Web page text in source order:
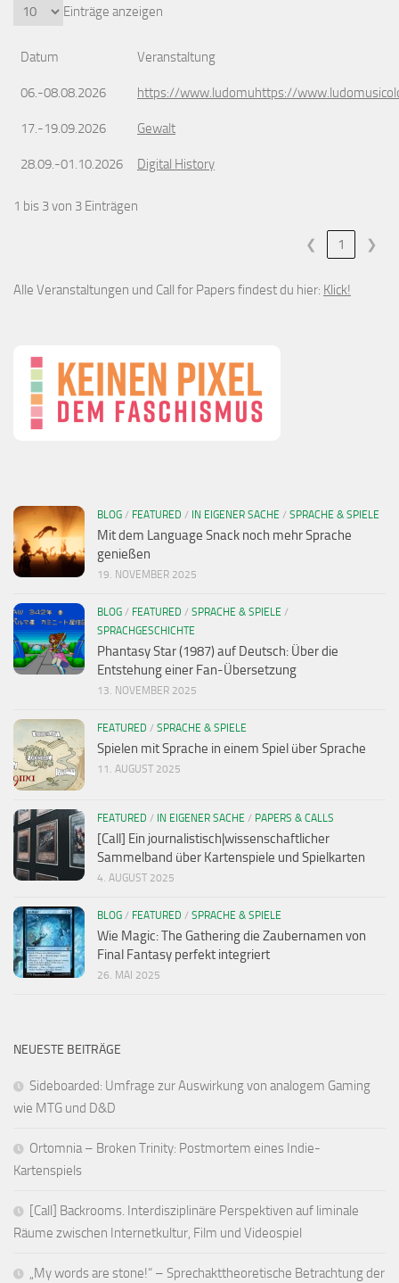
Einträge anzeigen
Datum Veranstaltung
06.-08.08.2026 https://www.ludomuhttps://
17.-19.09.2026 Gewalt
28.09.-01.10.2026 Digital History
1 bis 3 von 3 Einträgen
❮ 1 ❯
Alle Veranstaltungen und Call for Papers findest du hier: Klick!
BLOG / FEATURED / IN EIGENER SACHE / SPRACHE & SPIELE
Mit dem Language Snack noch mehr Sprache
genießen
19. NOVEMBER 2025
BLOG / FEATURED / SPRACHE & SPIELE /
SPRACHGESCHICHTE
Phantasy Star (1987) auf Deutsch: Über die
Entstehung einer Fan-Übersetzung
13. NOVEMBER 2025
FEATURED / SPRACHE & SPIELE
Spielen mit Sprache in einem Spiel über Sprache
11. AUGUST 2025
FEATURED / IN EIGENER SACHE / PAPERS & CALLS
[Call] Ein journalistisch|wissenschaftlicher
Sammelband über Kartenspiele und Spielkarten
4. AUGUST 2025
BLOG / FEATURED / SPRACHE & SPIELE
Wie Magic: The Gathering die Zaubernamen von
Final Fantasy perfekt integriert
26. MAI 2025
NEUESTE BEITRÄGE
Sideboarded: Umfrage zur Auswirkung von analogem Gaming
wie MTG und D&D
Ortomnia – Broken Trinity: Postmortem eines Indie-
Kartenspiels
[Call] Backrooms. Interdisziplinäre Perspektiven auf liminale
Räume zwischen Internetkultur, Film und Videospiel
„My words are stone!“ – Sprechakttheoretische Betrachtung der